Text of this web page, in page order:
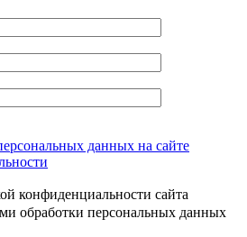
данных на сайте
конфиденциальности сайта
обработки персональных данных